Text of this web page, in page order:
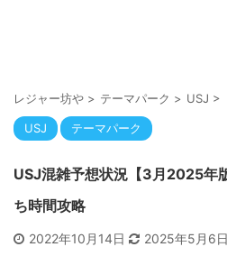
レジャー坊や > テーマパーク > USJ >
USJ テーマパーク
USJ混雑予想状況【3月2025年
ち時間攻略
2022年10月14日 2025年5月6日